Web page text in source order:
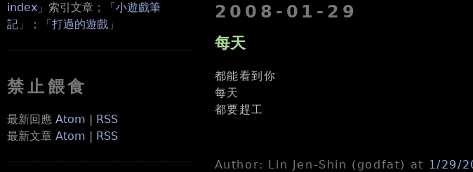
index 」索引文章；「小遊戲筆
記 」；「打過的遊戲 」
禁止餵食
最新回應 Atom | RSS
最新文章 Atom | RSS
2008-01-29
每天
都能看到你
每天
都要趕工
Author: Lin Jen-Shin (godfat) at 1/29/